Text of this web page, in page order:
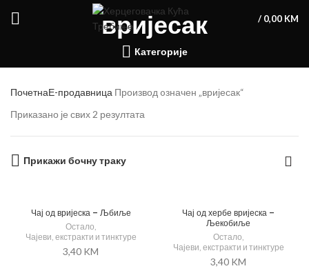
/ 0,00 KM
вријесак
Категорије
ПочетнаЕ-продавница Производ oзначен „вријесак“
Приказано је свих 2 резултата
Прикажи бочну траку
Чај од вријеска – Љбиље
Остало,
Чајеви, екстракти и тинктуре
3,40 KM
Чај од хербе вријеска –
Љекобиље
Остало,
Чајеви, екстракти и тинктуре
3,40 KM